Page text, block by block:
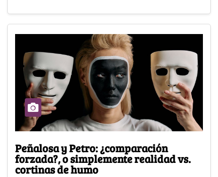
Peñalosa y Petro: ¿comparación
forzada?, o simplemente realidad vs.
cortinas de humo